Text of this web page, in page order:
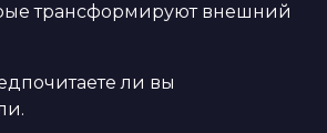
трансформируют внешний
ли вы